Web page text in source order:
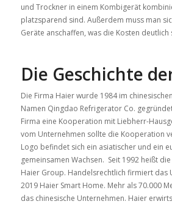
und Trockner in einem Kombigerät
platzsparend sind. Außerdem muss man
Geräte anschaffen, was die Kosten deutlich
Die Geschichte
Die Firma Haier wurde 1984 im
Namen Qingdao Refrigerator Co.
Firma eine Kooperation mit Liebherr-
vom Unternehmen sollte die Kooperation
Logo befindet sich ein asiatischer und ein
gemeinsamen Wachsen. Seit 1992 heißt
Haier Group. Handelsrechtlich firmiert das
2019 Haier Smart Home. Mehr als 70.000
das chinesische Unternehmen. Haier